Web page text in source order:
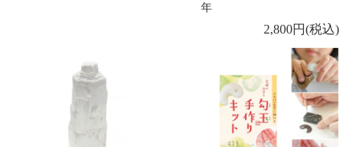
【 碧玉 4mm K18 リングチェーン ミラーボール 】
-新着商品 -
【 ルチルクォーツ / 神代欅 ブレスレット 】
-新着商品 -
年
2,800円(税込)